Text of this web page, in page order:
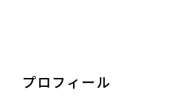
プロフィール